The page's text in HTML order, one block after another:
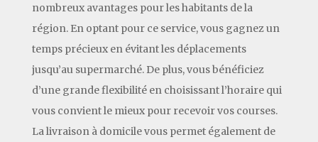
nombreux avantages pour les habitants de la
région. En optant pour ce service, vous gagnez un
temps précieux en évitant les déplacements
jusqu’au supermarché. De plus, vous bénéficiez
d’une grande flexibilité en choisissant l’horaire qui
vous convient le mieux pour recevoir vos courses.
La livraison à domicile vous permet également de